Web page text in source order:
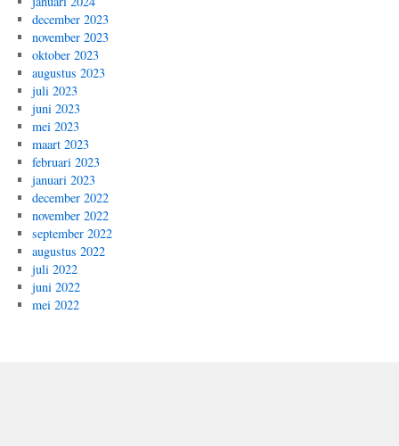
december 2023
november 2023
oktober 2023
augustus 2023
juli 2023
juni 2023
mei 2023
maart 2023
februari 2023
januari 2023
december 2022
november 2022
september 2022
augustus 2022
juli 2022
juni 2022
mei 2022